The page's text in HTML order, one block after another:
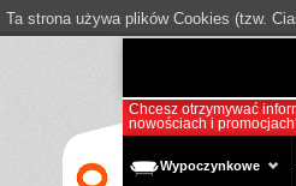
Chcesz otrzymywać
nowościach i
Wypoczynkowe
Ta strona używa plików Cookies (tzw.